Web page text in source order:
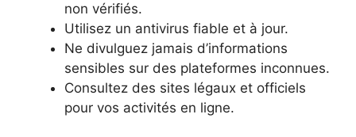
non vérifiés.
Utilisez un antivirus fiable et à jour.
Ne divulguez jamais d’informations
sensibles sur des plateformes inconnues.
Consultez des sites légaux et officiels
pour vos activités en ligne.